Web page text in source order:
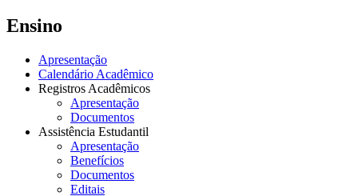
Ensino
Apresentação
Calendário Acadêmico
Registros Acadêmicos
Apresentação
Documentos
Assistência Estudantil
Apresentação
Benefícios
Documentos
Editais